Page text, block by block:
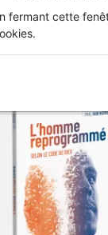
:
fermant cette